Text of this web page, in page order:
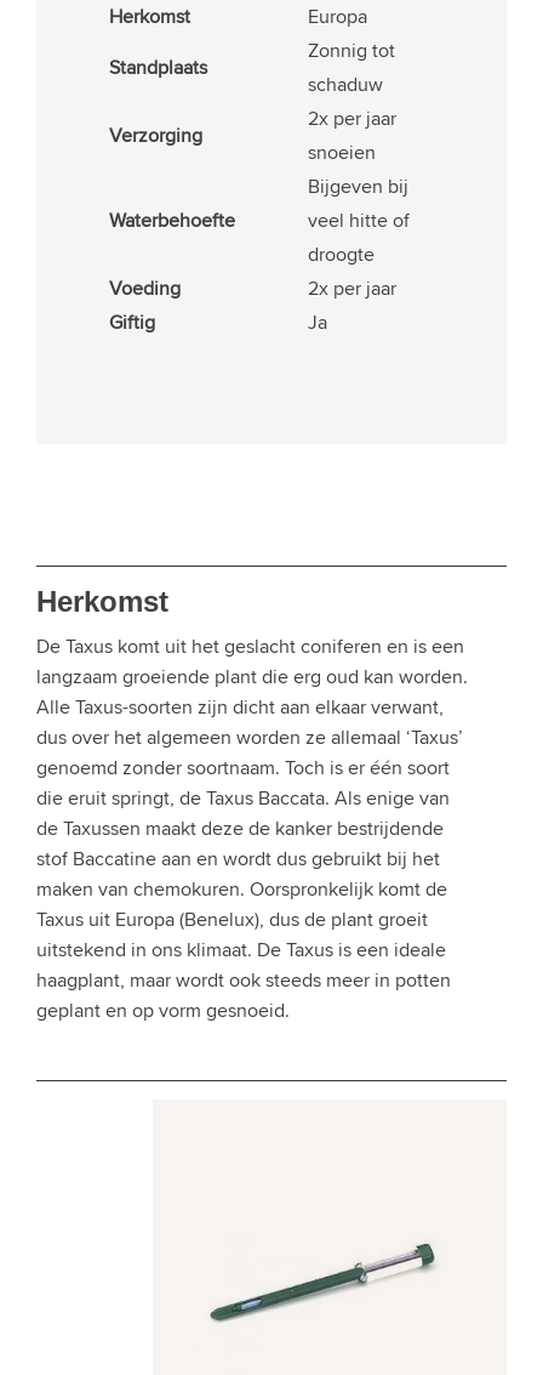
Herkomst
Europa
Standplaats
Zonnig tot
schaduw
Verzorging
2x per jaar
snoeien
Waterbehoefte
Bijgeven bij
veel hitte of
droogte
Voeding
2x per jaar
Giftig
Ja
Herkomst
De Taxus komt uit het geslacht coniferen en is een
langzaam groeiende plant die erg oud kan worden.
Alle Taxus-soorten zijn dicht aan elkaar verwant,
dus over het algemeen worden ze allemaal ‘Taxus’
genoemd zonder soortnaam. Toch is er één soort
die eruit springt, de Taxus Baccata. Als enige van
de Taxussen maakt deze de kanker bestrijdende
stof Baccatine aan en wordt dus gebruikt bij het
maken van chemokuren. Oorspronkelijk komt de
Taxus uit Europa (Benelux), dus de plant groeit
uitstekend in ons klimaat. De Taxus is een ideale
haagplant, maar wordt ook steeds meer in potten
geplant en op vorm gesnoeid.